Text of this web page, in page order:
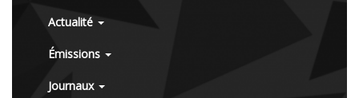
Actualité
Émissions
Journaux